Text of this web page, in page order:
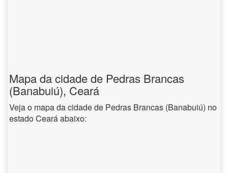
Mapa da cidade de Pedras Brancas
(Banabuiú), Ceará
Veja o mapa da cidade de Pedras Brancas (Banabuiú) no
estado Ceará abaixo: